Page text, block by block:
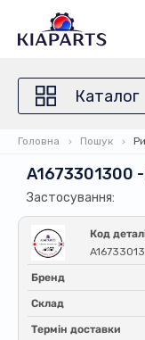
Каталог
Головна Пошук
A1673301300
Застосування:
Код
Бренд
Склад
Термін доставки